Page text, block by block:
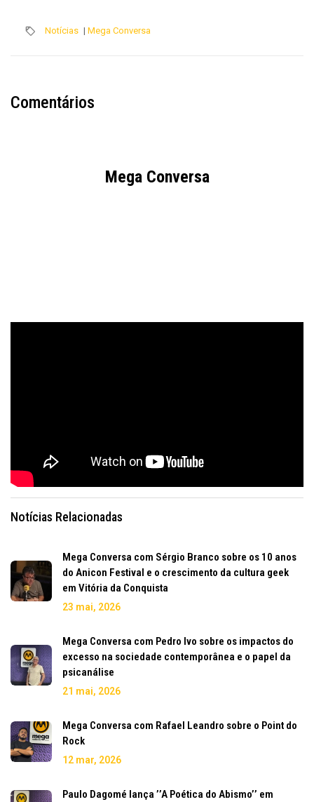
Notícias | Mega Conversa
Comentários
Mega Conversa
Notícias Relacionadas
Mega Conversa com Sérgio Branco sobre os 10 anos
do Anicon Festival e o crescimento da cultura geek
em Vitória da Conquista
23 mai, 2026
Mega Conversa com Pedro Ivo sobre os impactos do
excesso na sociedade contemporânea e o papel da
psicanálise
21 mai, 2026
Mega Conversa com Rafael Leandro sobre o Point do
Rock
12 mar, 2026
Paulo Dagomé lança ’’A Poética do Abismo’’ em